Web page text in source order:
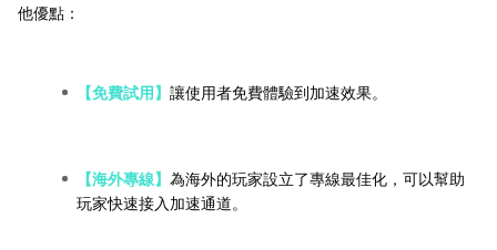
他優點：
【免費試用】 讓使用者免費體驗到加速效果。
【海外專線】 為海外的玩家設立了專線最佳化，可以幫助
玩家快速接入加速通道。